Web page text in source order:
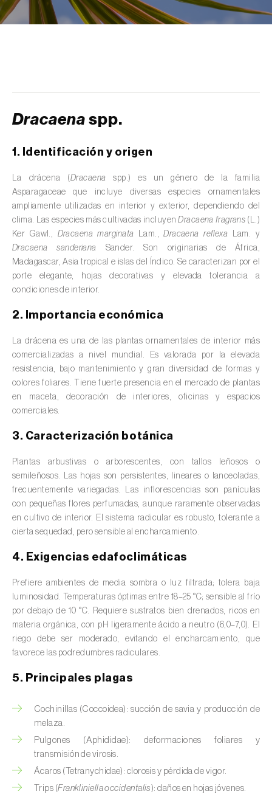
Alcaravea (Carum carvi)
Gossypium spp.
Aliso (Alnus glutinosa )
Almendro ( Prunus dulcis
Altramuz ( Lupinus spp.
Ambientes acuáticos (Pântanos, lagoas,
valas, canais, açudes, barragens e estações
Anacardo (
Apio (Apium graveolens
Arándano (Vaccinium spp. )
Áreas no cultivadas (
Aromáticas, condimentarias y medicinales
Artemisia, Foeniculum, Laurus, Majorana,
Melissa, Pimpinella, Rosmarinus e outras)
Arroz (Oryza spp. )
Avellano ( Corylus avellana L.)
Avena (Avena sativa)
Batata dulce (Ipomoea batatas)
Begonia (Hillebrandia sandwicensis e
Begonia spp.)
Berenjena (Solanum melongena
Berenjena africana (Solanum aethiopicum
Berro ( Nasturtium officinale
Boj (Buxus sempervirens L.
Cacahuete (Arachis hypogaea
Cacaotero (Theobroma cacao)
Dracaena spp.
1. Identificación y origen
La drácena (Dracaena
spp.) es un género de la familia
Asparagaceae que incluye diversas especies ornamentales
ampliamente utilizadas en interior y exterior, dependiendo del
clima. Las especies más cultivadas incluyenDracaena fragrans (L.)
Ker Gawl., Dracaena marginata Lam.,Dracaena reflexa Lam. y
Dracaena sanderiana
Sander. Son originarias de África,
Madagascar, Asia tropical e islas del Índico. Se caracterizan por el
porte elegante, hojas decorativas y elevada tolerancia a
condiciones de interior.
2. Importancia económica
La drácena es una de las plantas ornamentales de interior más
comercializadas a nivel mundial. Es valorada por la elevada
resistencia, bajo mantenimiento y gran diversidad de formas y
colores foliares. Tiene fuerte presencia en el mercado de plantas
en maceta, decoración de interiores, oficinas y espacios
comerciales.
3. Caracterización botánica
Plantas arbustivas o arborescentes, con tallos leñosos o
semileñosos. Las hojas son persistentes, lineares o lanceoladas,
frecuentemente variegadas. Las inflorescencias son panículas
con pequeñas flores perfumadas, aunque raramente observadas
en cultivo de interior. El sistema radicular es robusto, tolerante a
cierta sequedad, pero sensible al encharcamiento.
4. Exigencias edafoclimáticas
Prefiere ambientes de media sombra o luz filtrada; tolera baja
luminosidad. Temperaturas óptimas entre 18–25 °C; sensible al frío
por debajo de 10 °C. Requiere sustratos bien drenados, ricos en
materia orgánica, con pH ligeramente ácido a neutro (6,0–7,0). El
riego debe ser moderado, evitando el encharcamiento, que
favorece las podredumbres radiculares.
5. Principales plagas
Cochinillas (Coccoidea): succión de savia y producción de
melaza.
Pulgones (Aphididae): deformaciones foliares y
transmisión de virosis.
Ácaros (Tetranychidae): clorosis y pérdida de vigor.
Trips (Frankliniella occidentalis ): daños en hojas jóvenes.